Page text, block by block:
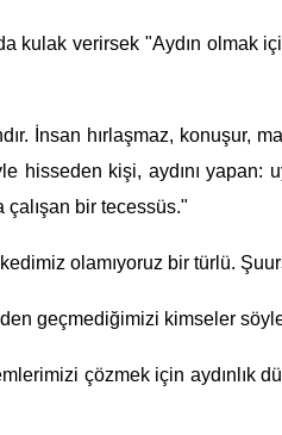
kulak verirsek "Aydın olmak
İnsan hırlaşmaz, konuşur,
hisseden kişi, aydını yapan:
bir tecessüs."
olamıyoruz bir türlü.
geçmediğimizi kimseler
çözmek için aydınlık